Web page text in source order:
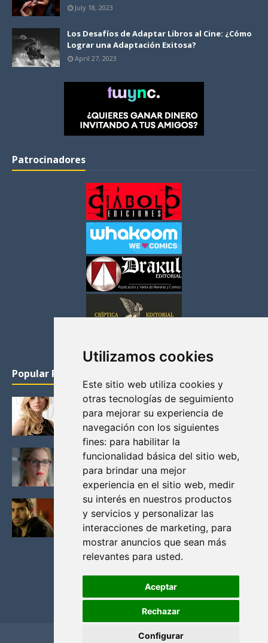
Utilizamos cookies
Este sitio web utiliza cookies y
otras tecnologías de seguimiento
para mejorar su experiencia de
navegación con los siguientes
fines: para habilitar la
funcionalidad básica del sitio web,
para brindar una mejor
experiencia en el sitio web, medir
su interés en nuestros productos
y servicios y personalizar las
interacciones de marketing, para
mostrar anuncios que sean más
relevantes para usted.
Aceptar
Rechazar
Configurar
July 18, 2023
Los Desafíos de Adaptar Libros al Cine: ¿Cómo
Lograr una Adaptación Exitosa?
April 27, 2023
Patrocinadores
Popular Posts
KATHERYN WINNICK: LA ACTRIZ MAS GUAPA DE
VIKINGOS
Junio 14, 2013
FELICITY (EMILY BETT RICKARDS), LAS FOTOS
MAS BONITAS DE LA ALIADA DE ARROW
Noviembre 30, 2013
BLACK MIRROR: TODA TU HISTORIA. EPISODIO 3.
LA CRITICA
Mayo 17, 2012